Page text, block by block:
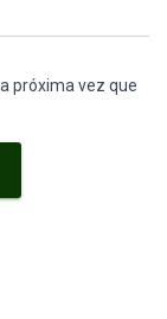
próxima vez que